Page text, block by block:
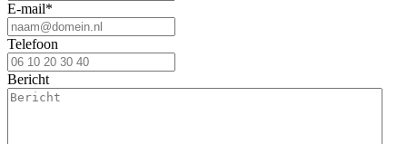
E-mail*
Telefoon
Bericht